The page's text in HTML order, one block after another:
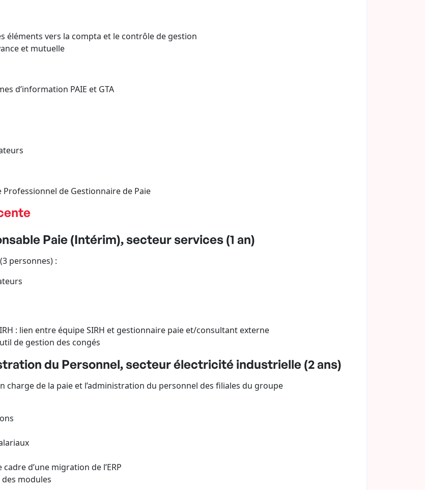
éléments vers la compta et le contrôle de gestion
et mutuelle
d’information PAIE et GTA
de Gestionnaire de Paie
Paie (Intérim), secteur services (1 an)
personnes) :
: lien entre équipe SIRH et gestionnaire paie et/consultant externe
de gestion des congés
du Personnel, secteur électricité industrielle (2 ans)
charge de la paie et l’administration du personnel des filiales du groupe
d’une migration de l’ERP
modules